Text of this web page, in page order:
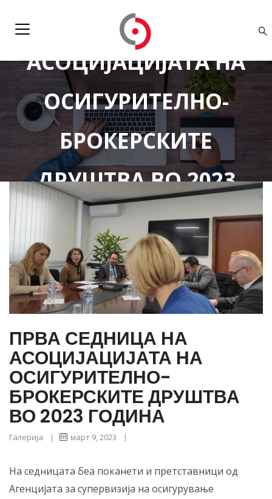
ПРВА СЕДНИЦА НА
АСОЦИЈАЦИЈАТА НА
ОСИГУРИТЕЛНО-
БРОКЕРСКИТЕ
ДРУШТВА ВО 2023
ГОДИНА
ПРВА СЕДНИЦА НА
АСОЦИЈАЦИЈАТА НА
ОСИГУРИТЕЛНО-
БРОКЕРСКИТЕ ДРУШТВА
ВО 2023 ГОДИНА
Галерија | март 9, 2023 |
На седницата беа поканети и претставници од
Агенцијата за супервизија на осигурување